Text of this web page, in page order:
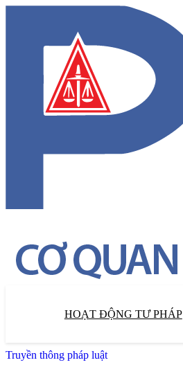
HOẠT ĐỘNG TƯ PHÁP
Truyền thông pháp luật